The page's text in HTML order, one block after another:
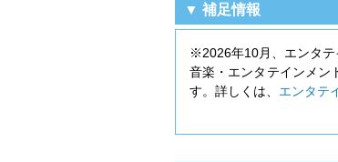
▼ 補足情報
※2026年10月、エンタテ
音楽・エンタテインメン
す。詳しくは、 エンタテ